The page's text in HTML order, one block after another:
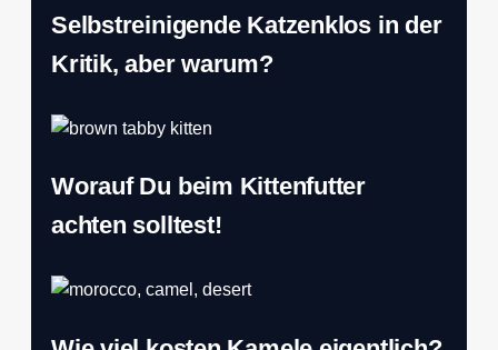
Selbstreinigende Katzenklos in der
Kritik, aber warum?
Worauf Du beim Kittenfutter
achten solltest!